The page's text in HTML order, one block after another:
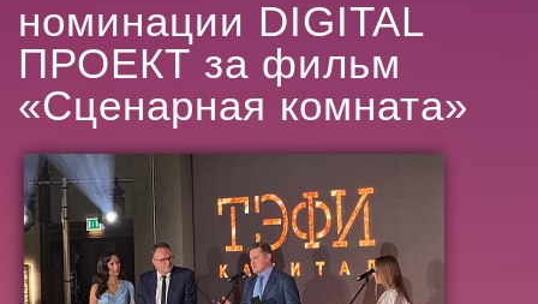
номинации DIGITAL
ПРОЕКТ за фильм
«Сценарная комната»